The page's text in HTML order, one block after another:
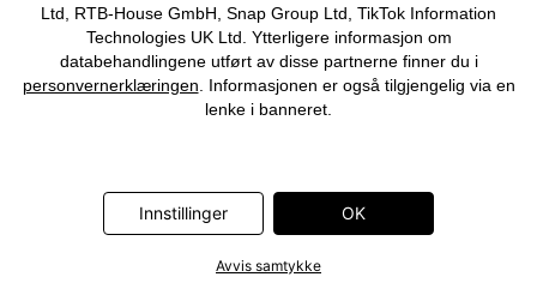
Ltd, RTB-House GmbH, Snap Group Ltd, TikTok Information
Technologies UK Ltd. Ytterligere informasjon om
databehandlingene utført av disse partnerne finner du i
personvernerklæringen . Informasjonen er også tilgjengelig via en
lenke i banneret.
Innstillinger OK
Avvis samtykke